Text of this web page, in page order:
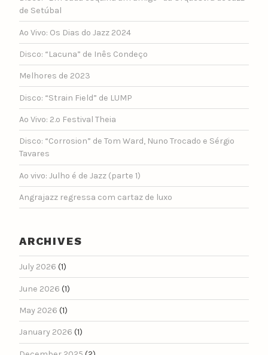
de Setúbal
Ao Vivo: Os Dias do Jazz 2024
Disco: “Lacuna” de Inês Condeço
Melhores de 2023
Disco: “Strain Field” de LUMP
Ao Vivo: 2.º Festival Theia
Disco: “Corrosion” de Tom Ward, Nuno Trocado e Sérgio
Tavares
Ao vivo: Julho é de Jazz (parte 1)
Angrajazz regressa com cartaz de luxo
ARCHIVES
July 2026 (1)
June 2026 (1)
May 2026 (1)
January 2026 (1)